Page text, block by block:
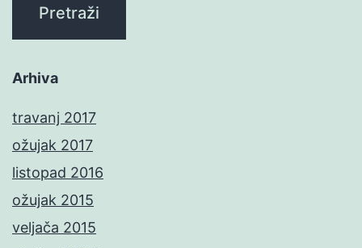
Arhiva
travanj 2017
ožujak 2017
listopad 2016
ožujak 2015
veljača 2015